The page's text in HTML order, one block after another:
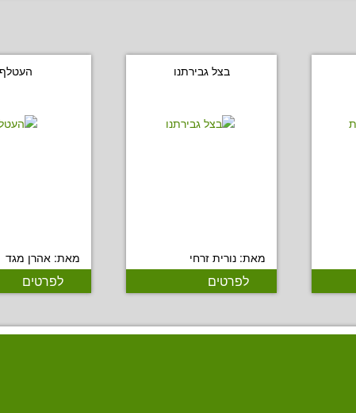
בצל גבירתנו
מאת: נורית זרחי
לפרטים
העטלף
מאת: אהרן מגד
לפרטים